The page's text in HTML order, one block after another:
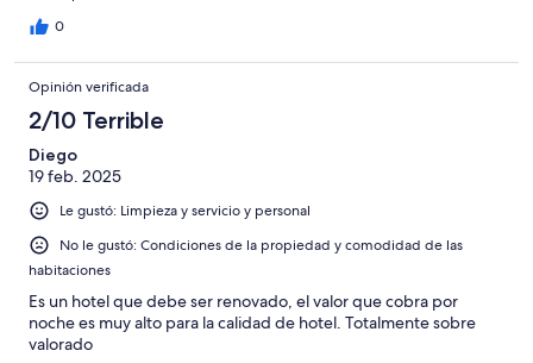
0
Opinión verificada
2/10 Terrible
Diego
19 feb. 2025
Le gustó: Limpieza y servicio y personal
No le gustó: Condiciones de la propiedad y comodidad de las
habitaciones
Es un hotel que debe ser renovado, el valor que cobra por
noche es muy alto para la calidad de hotel. Totalmente sobre
valorado